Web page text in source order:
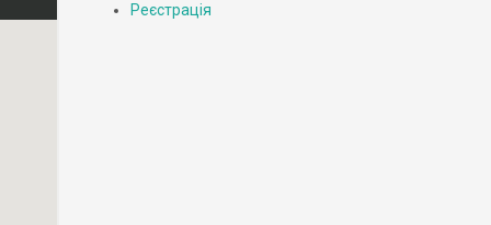
Реєстрація